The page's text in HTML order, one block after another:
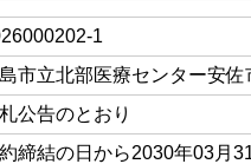
1
市立北部医療センター安
公告のとおり
締結の日から2030年03月